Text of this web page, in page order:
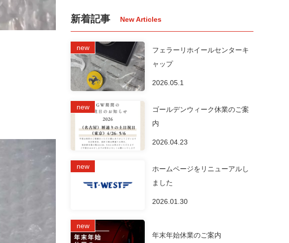
新着記事
フェラーリホイールセンターキ
ャップ
2026.05.1
ゴールデンウィーク休業のご案
内
2026.04.23
ホームページをリニューアルし
ました
2026.01.30
年末年始休業のご案内